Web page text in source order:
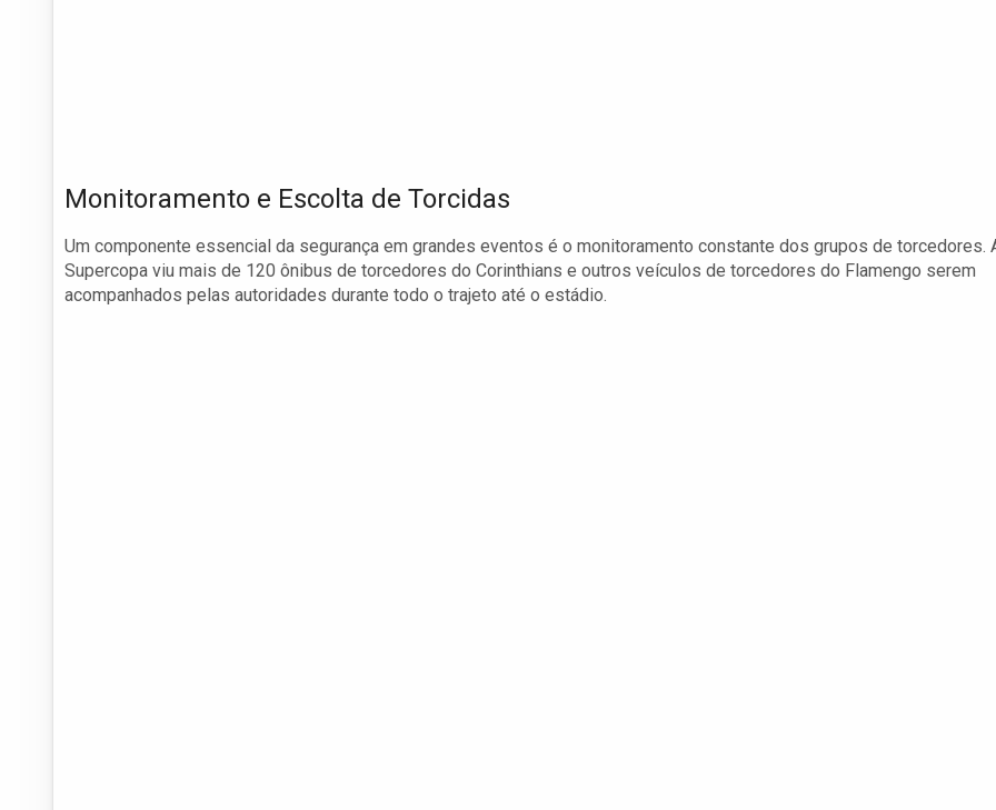
Monitoramento e Escolta de Torcidas
Um componente essencial da segurança em grandes eventos é o monitoramento constante dos grupos de torcedores.
Supercopa viu mais de 120 ônibus de torcedores do Corinthians e outros veículos de torcedores do Flamengo serem
acompanhados pelas autoridades durante todo o trajeto até o estádio.